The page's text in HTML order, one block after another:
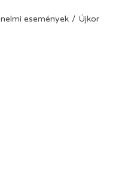
események / Újkor